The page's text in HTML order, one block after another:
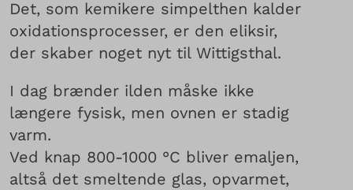
Det, som kemikere simpelthen kalder
oxidationsprocesser, er den eliksir,
der skaber noget nyt til Wittigsthal.
I dag brænder ilden måske ikke
længere fysisk, men ovnen er stadig
varm.
Ved knap 800-1000 °C bliver emaljen,
altså det smeltende glas, opvarmet,